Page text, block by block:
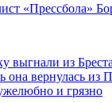
«Прессбола»
выгнали из
она вернулась из
и грязно